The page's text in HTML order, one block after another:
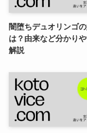
闇堕ちデュオリンゴ
は？由来など分かりや
解説